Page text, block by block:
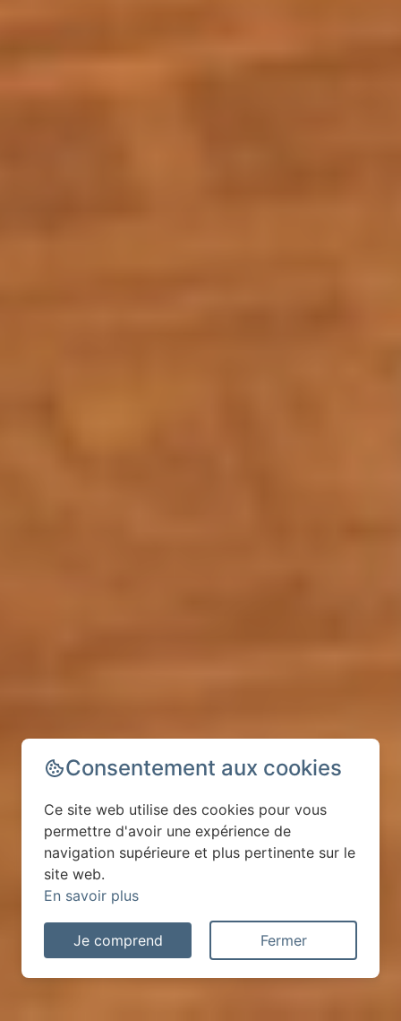
Consentement aux cookies
Ce site web utilise des cookies pour vous
permettre d'avoir une expérience de
navigation supérieure et plus pertinente sur le
site web.
En savoir plus
Je comprend Fermer